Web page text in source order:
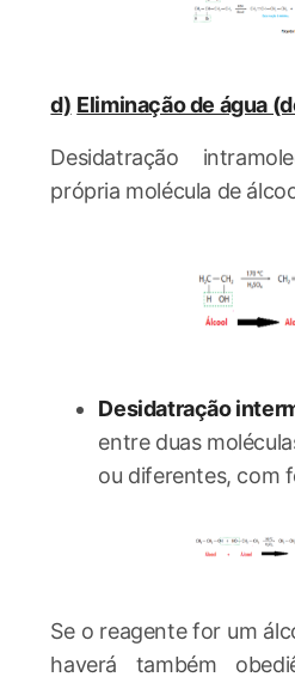
d) Eliminação de água
Desidatração
própria molécula de
Desidatração
entre duas
ou diferentes, com
Se o reagente for um
haverá também